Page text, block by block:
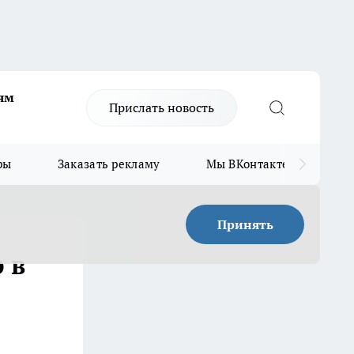
Прислать новость
Заказать рекламу Мы ВКонтакте
Принять
в